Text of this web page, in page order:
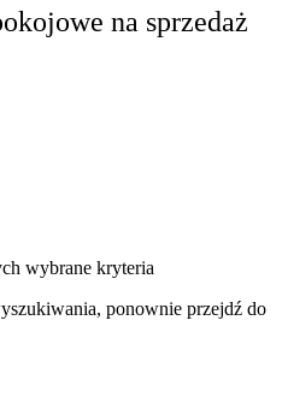
na sprzedaż
wybrane kryteria
ponownie przejdź do